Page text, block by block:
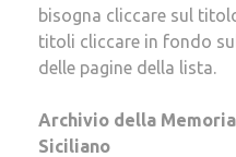
bisogna cliccare sul
titoli cliccare in fondo
delle pagine della lista.
Archivio della
Siciliano